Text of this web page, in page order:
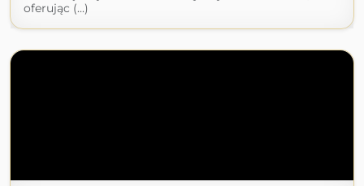
oferując (...)